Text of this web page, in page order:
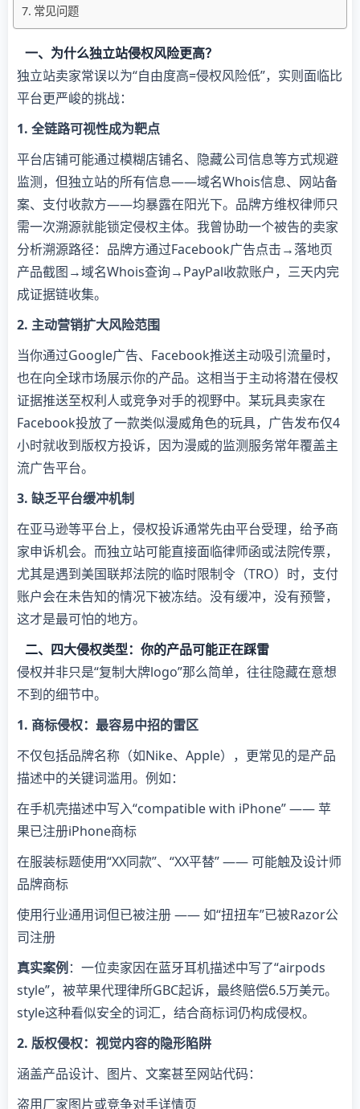
常见问题
一、为什么独立站侵权风险更高？
独立站卖家常误以为“自由度高=侵权风险低”，实则面临比
平台更严峻的挑战：
​1. 全链路可视性成为靶点​
平台店铺可能通过模糊店铺名、隐藏公司信息等方式规避
监测，但独立站的所有信息——域名Whois信息、网站备
案、支付收款方——均暴露在阳光下。品牌方维权律师只
需一次溯源就能锁定侵权主体。我曾协助一个被告的卖家
分析溯源路径：品牌方通过Facebook广告点击→落地页
产品截图→域名Whois查询→PayPal收款账户，三天内完
成证据链收集。
​2. 主动营销扩大风险范围​
当你通过Google广告、Facebook推送主动吸引流量时，
也在向全球市场展示你的产品。这相当于主动将潜在侵权
证据推送至权利人或竞争对手的视野中。某玩具卖家在
Facebook投放了一款类似漫威角色的玩具，广告发布仅4
小时就收到版权方投诉，因为漫威的监测服务常年覆盖主
流广告平台。
​3. 缺乏平台缓冲机制​
在亚马逊等平台上，侵权投诉通常先由平台受理，给予商
家申诉机会。而独立站可能直接面临律师函或法院传票，
尤其是遇到美国联邦法院的临时限制令（TRO）时，支付
账户会在未告知的情况下被冻结。没有缓冲，没有预警，
这才是最可怕的地方。
二、四大侵权类型：你的产品可能正在踩雷
侵权并非只是“复制大牌logo”那么简单，往往隐藏在意想
不到的细节中。
​1. 商标侵权：最容易中招的雷区​
不仅包括品牌名称（如Nike、Apple），更常见的是产品
描述中的关键词滥用。例如：
在手机壳描述中写入“compatible with iPhone” —— 苹
果已注册iPhone商标
在服装标题使用“XX同款”、“XX平替” —— 可能触及设计师
品牌商标
使用行业通用词但已被注册 —— 如“扭扭车”已被Razor公
司注册
​真实案例​ ​：一位卖家因在蓝牙耳机描述中写了“airpods
style”，被苹果代理律所GBC起诉，最终赔偿6.5万美元。
style这种看似安全的词汇，结合商标词仍构成侵权。
​2. 版权侵权：视觉内容的隐形陷阱​
涵盖产品设计、图片、文案甚至网站代码：
盗用厂家图片或竞争对手详情页